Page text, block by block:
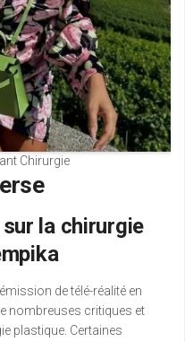
Chirurgie
la chirurgie
de télé-réalité en
nombreuses critiques et
plastique. Certaines